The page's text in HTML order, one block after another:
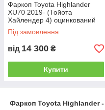
Фаркоп Toyota Highlander
XU70 2019- (Тойота
Хайлендер 4) оцинкований
Швидкознімний гак на ручці
Під замовлення
від 14 300 ₴
Купити
Фаркоп Toyota Highlander-